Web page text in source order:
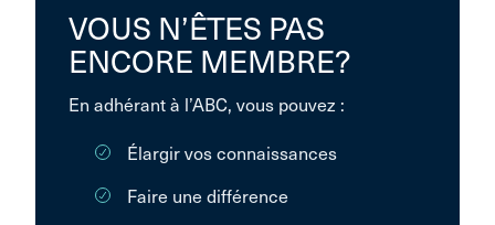
VOUS N’ÊTES PAS
ENCORE MEMBRE?
En adhérant à l’ABC, vous pouvez :
Élargir vos connaissances
Faire une différence